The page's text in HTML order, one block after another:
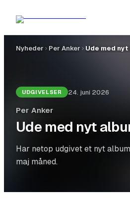
Nyheder Per Anker Ude med nyt
UDGIVELSER 24. juni 2026
Per Anker
Ude med nyt
Har netop udgivet et nyt
maj måned.